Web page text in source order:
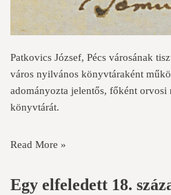
Patkovics József, Pécs városának
város nyilvános könyvtáraként
adományozta jelentős, főként orvosi
könyvtárát.
Read More »
Egy elfeledett 18.